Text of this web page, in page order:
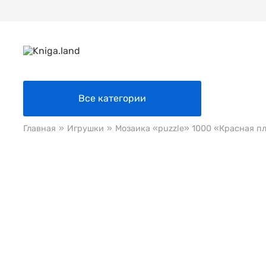
Все категории
Главная » Игрушки » Мозаика «puzzle» 1000 «Красная